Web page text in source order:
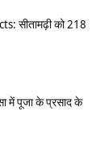
सीतामढ़ी को 218
में पूजा के प्रसाद के